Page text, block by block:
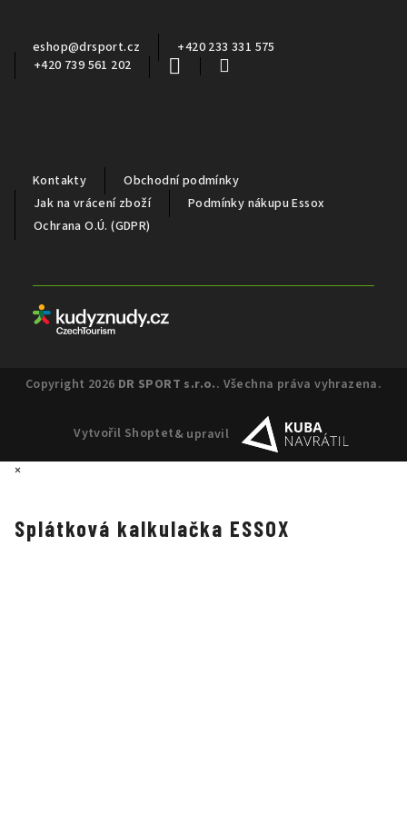
eshop@drsport.cz
+420 233 331 575
+420 739 561 202
Kontakty
Obchodní podmínky
Jak na vrácení zboží
Podmínky nákupu Essox
Ochrana O.Ú. (GDPR)
Copyright 2026 DR SPORT s.r.o.. Všechna práva vyhrazena.
Vytvořil Shoptet& upravil
×
Splátková kalkulačka ESSOX